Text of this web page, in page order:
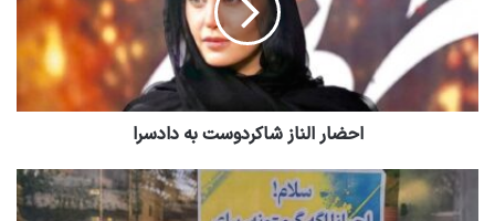
احضار الناز شاکردوست به دادسرا